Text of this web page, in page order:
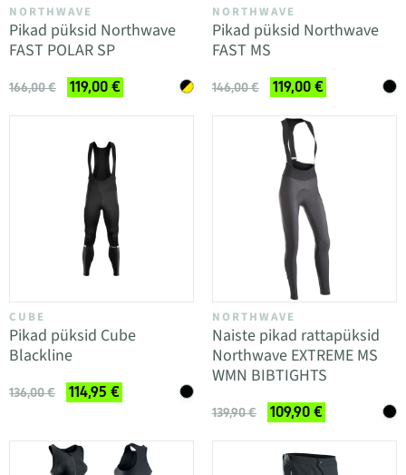
NORTHWAVE
Pikad püksid Northwave
FAST POLAR SP
166,00 € 119,00 €
NORTHWAVE
Pikad püksid Northwave
FAST MS
146,00 € 119,00 €
CUBE
Pikad püksid Cube
Blackline
136,00 € 114,95 €
NORTHWAVE
Naiste pikad rattapüksid
Northwave EXTREME MS
WMN BIBTIGHTS
139,90 € 109,90 €